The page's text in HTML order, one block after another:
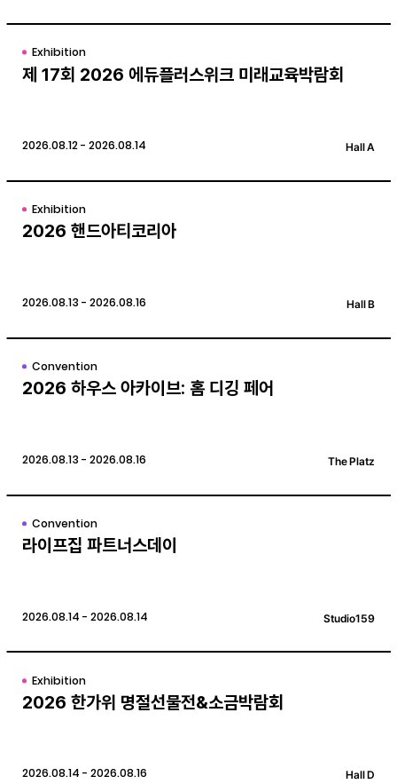
Exhibition
제 17회 2026 에듀플러스위크 미래교육박람회
2026.08.12 - 2026.08.14 Hall A
Exhibition
2026 핸드아티코리아
2026.08.13 - 2026.08.16 Hall B
Convention
2026 하우스 아카이브: 홈 디깅 페어
2026.08.13 - 2026.08.16 The Platz
Convention
라이프집 파트너스데이
2026.08.14 - 2026.08.14 Studio159
Exhibition
2026 한가위 명절선물전&소금박람회
2026.08.14 - 2026.08.16 Hall D